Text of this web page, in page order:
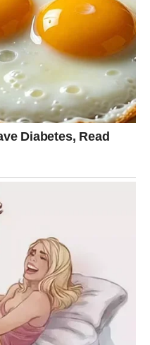
veliko
vikend tokom kojeg biste
potpuno zaintrigirati.
već energijom,
s vama.
jaka privlačnost već
jeste činjenica da ćete
i mir u isto vrijeme.
će uspjeti riješiti